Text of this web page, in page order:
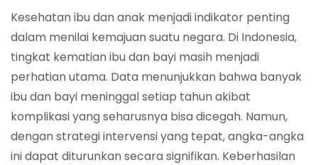
Kesehatan ibu dan anak menjadi indikator penting
dalam menilai kemajuan suatu negara. Di Indonesia,
tingkat kematian ibu dan bayi masih menjadi
perhatian utama. Data menunjukkan bahwa banyak
ibu dan bayi meninggal setiap tahun akibat
komplikasi yang seharusnya bisa dicegah. Namun,
dengan strategi intervensi yang tepat, angka-angka
ini dapat diturunkan secara signifikan. Keberhasilan